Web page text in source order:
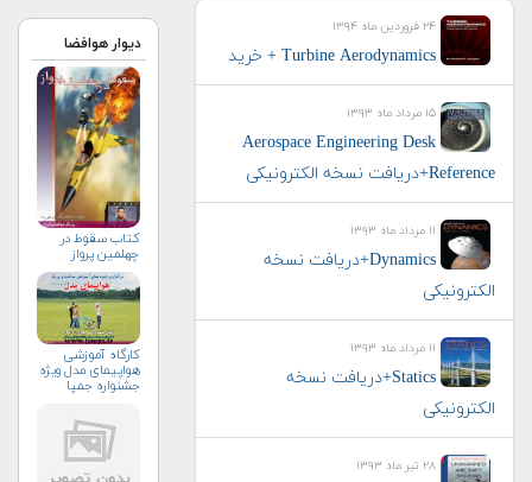
۲۴ فروردین ماه ۱۳۹۴
Turbine Aerodynamics + خرید
۱۵ مرداد ماه ۱۳۹۳
Aerospace Engineering Desk
Reference+دریافت نسخه‌ الکترونیکی
۱۱ مرداد ماه ۱۳۹۳
Dynamics+دریافت نسخه
الکترونیکی
۱۱ مرداد ماه ۱۳۹۳
Statics+دریافت نسخه
الکترونیکی
۲۸ تیر ماه ۱۳۹۳
دیوار هوافضا
كتاب سقوط در
چهلمين پرواز
کارگاه آموزشی
هواپیمای مدل ویژه
جشنواره جمپا